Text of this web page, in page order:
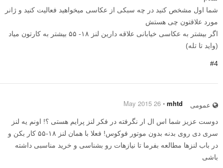
شما اول مشخص کنید در چه سبکی از عکاسی میخواهید فعالیت کنید و ژانر
مورد علاقتون چی هستش
اگر بیشتر به عکاسی خیابانی علاقه دارین لنز ۱۸- ۵۵ بیشتر به کارتون میاد
(واید تا تله)
#4
عمومی mhtd
⋅
26 May 2015
دوست عزیز شما اس ال ار نگرفته در فکر لنز پرایم هستی ؟! اونم یه لنز
سری دی روی بدنه بدون موتور فوکوس! فعلا با همان لنز ۱۸-۵۵ کار بکن و
در باب لنزها مطالعه بفرما تا نیازهات رو بشناسی و خرید مناسبی داشته
باشی